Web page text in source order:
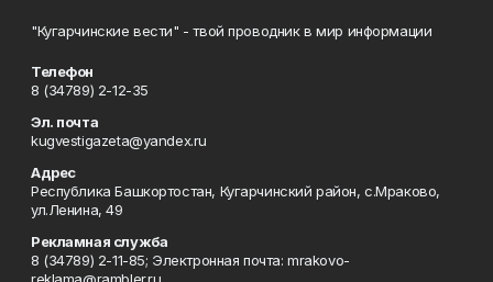
"Кугарчинские вести" - твой проводник в мир информации
Телефон
8 (34789) 2-12-35
Эл. почта
kugvestigazeta@yandex.ru
Адрес
Республика Башкортостан, Кугарчинский район, с.Мраково,
ул.Ленина, 49
Рекламная служба
8 (34789) 2-11-85; Электронная почта: mrakovo-